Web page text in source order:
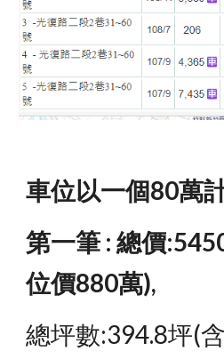
車位以一個80萬
第一筆 : 總價
位價880萬),
總坪數:394.8坪(